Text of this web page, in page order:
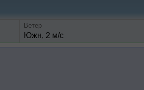
Ветер
Южн, 2 м/с